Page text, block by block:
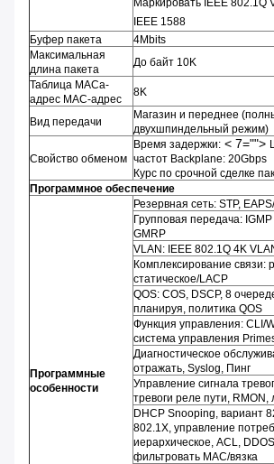
Маркировать IEEE 802.1Q
IEEE 1588
Буфер пакета
4Mbits
Максимальная
длина пакета
До байт 10K
Таблица MACа-
адрес MAC-адрес
8K
Вид передачи
Магазин и переднее
двухшпиндельный режим)
Свойство обменом
Время задержки: < 7="">
частот Backplane: 20Gbps
Курс по срочной сделке
Программное обеспечение
Программные
особенности
Резервная сеть: STP,
Групповая передача:
GMRP
VLAN: IEEE 802.1Q 4K
Комплексирование связи:
статическое/LACP
QOS: COS, DSCP, 8
планируя, политика QOS
Функция управления: CLI/
система управления
Диагностическое
отражать, Syslog, Пинг
Управление сигнала
тревоги реле пути, RMON,
DHCP Snooping, вариант
802.1X, управление
иерархическое, ACL,
фильтровать MAC/вязка